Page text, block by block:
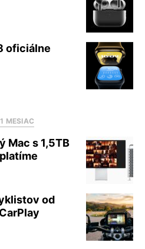
oficiálne
MESIAC
Mac s 1,5TB
od